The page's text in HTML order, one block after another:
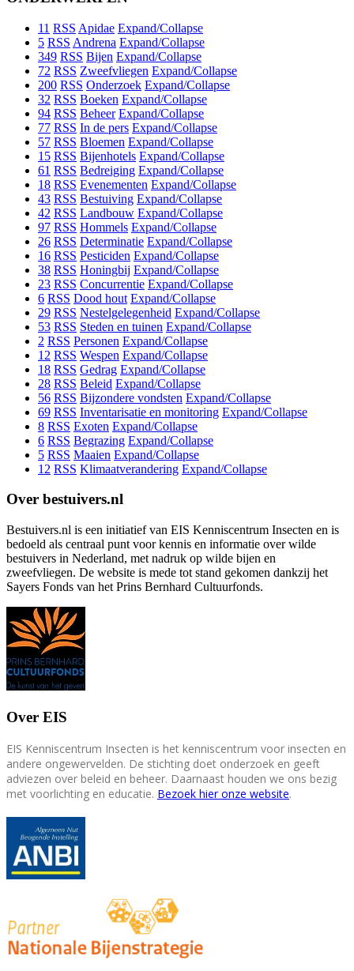
11 RSS Apidae Expand/Collapse
5 RSS Andrena Expand/Collapse
349 RSS Bijen Expand/Collapse
72 RSS Zweefvliegen Expand/Collapse
200 RSS Onderzoek Expand/Collapse
32 RSS Boeken Expand/Collapse
94 RSS Beheer Expand/Collapse
77 RSS In de pers Expand/Collapse
57 RSS Bloemen Expand/Collapse
15 RSS Bijenhotels Expand/Collapse
61 RSS Bedreiging Expand/Collapse
18 RSS Evenementen Expand/Collapse
43 RSS Bestuiving Expand/Collapse
42 RSS Landbouw Expand/Collapse
97 RSS Hommels Expand/Collapse
26 RSS Determinatie Expand/Collapse
16 RSS Pesticiden Expand/Collapse
38 RSS Honingbij Expand/Collapse
23 RSS Concurrentie Expand/Collapse
6 RSS Dood hout Expand/Collapse
29 RSS Nestelgelegenheid Expand/Collapse
53 RSS Steden en tuinen Expand/Collapse
2 RSS Personen Expand/Collapse
12 RSS Wespen Expand/Collapse
18 RSS Gedrag Expand/Collapse
28 RSS Beleid Expand/Collapse
56 RSS Bijzondere vondsten Expand/Collapse
69 RSS Inventarisatie en monitoring Expand/Collapse
8 RSS Exoten Expand/Collapse
6 RSS Begrazing Expand/Collapse
5 RSS Maaien Expand/Collapse
12 RSS Klimaatverandering Expand/Collapse
Over bestuivers.nl
Bestuivers.nl is een initiatief van EIS Kenniscentrum Insecten en is
bedoeld als centraal punt voor kennis en informatie over wilde
bestuivers in Nederland, met nadruk op wilde bijen en
zweefvliegen. De website is mede tot stand gekomen dankzij het
Sayers Fonds van het Prins Bernhard Cultuurfonds.
Over EIS
EIS Kenniscentrum Insecten is het kenniscentrum voor insecten en
andere ongewervelden. De stichting doet onderzoek en geeft
adviezen over beleid en beheer. Daarnaast houden we ons bezig
met voorlichting en educatie. Bezoek hier onze website.